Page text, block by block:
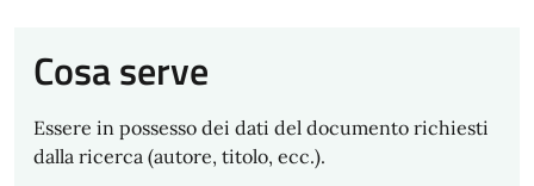
Cosa serve
Essere in possesso dei dati del documento richiesti
dalla ricerca (autore, titolo, ecc.).